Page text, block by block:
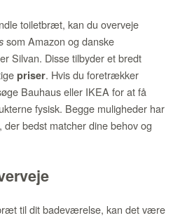
toiletbræt, kan du overveje
som Amazon og danske
Silvan. Disse tilbyder et bredt
priser. Hvis du foretrækker
Bauhaus eller IKEA for at få
fysisk. Begge muligheder har
bedst matcher dine behov og
til dit badeværelse, kan det være